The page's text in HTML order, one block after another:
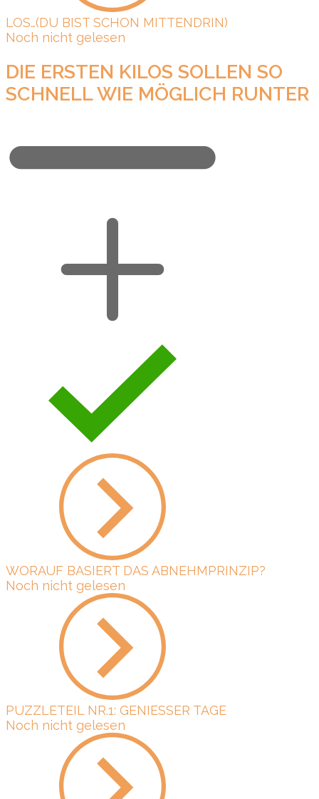
LOS…(DU BIST SCHON MITTENDRIN)
Noch nicht gelesen
DIE ERSTEN KILOS SOLLEN SO
SCHNELL WIE MÖGLICH RUNTER
WORAUF BASIERT DAS ABNEHMPRINZIP?
Noch nicht gelesen
PUZZLETEIL NR.1: GENIESSER TAGE
Noch nicht gelesen